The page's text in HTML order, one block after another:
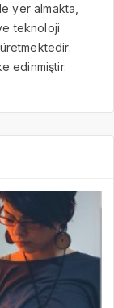
yer almakta,
teknoloji
edinmiştir.